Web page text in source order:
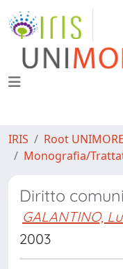
IRIS Root UNIMORE
Monografia/
Diritto
GALANTINO,
2003